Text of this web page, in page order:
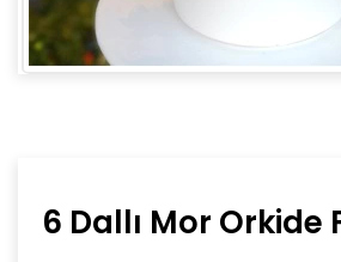
6 Dallı Mor Orkide